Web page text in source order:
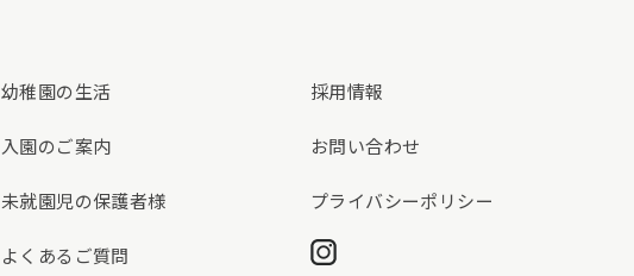
幼稚園の生活
入園のご案内
未就園児の保護者様
よくあるご質問
採用情報
お問い合わせ
プライバシーポリシー